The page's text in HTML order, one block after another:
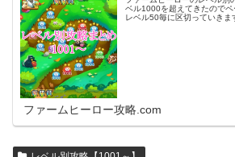
ベル1000を超えてきたので
レベル50毎に区切っていき
ファームヒーロー攻略.com